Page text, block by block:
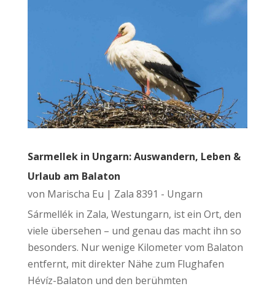
Sarmellek in Ungarn: Auswandern, Leben &
Urlaub am Balaton
von Marischa Eu | Zala 8391 - Ungarn
Sármellék in Zala, Westungarn, ist ein Ort, den
viele übersehen – und genau das macht ihn so
besonders. Nur wenige Kilometer vom Balaton
entfernt, mit direkter Nähe zum Flughafen
Hévíz-Balaton und den berühmten